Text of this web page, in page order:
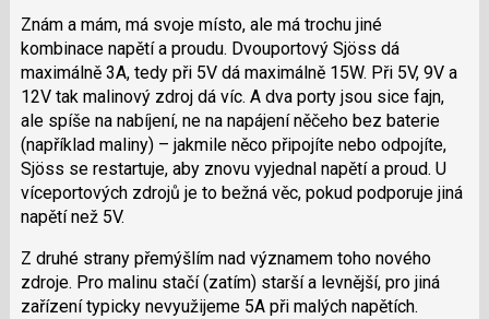
použít
i
klávesy
N
pro
následující
a
P
pro
nový
názor
Znám a mám, má svoje místo, ale má trochu jiné
kombinace napětí a proudu. Dvouportový Sjöss dá
maximálně 3A, tedy při 5V dá maximálně 15W. Při 5V, 9V a
12V tak malinový zdroj dá víc. A dva porty jsou sice fajn,
ale spíše na nabíjení, ne na napájení něčeho bez baterie
(například maliny) – jakmile něco připojíte nebo odpojíte,
Sjöss se restartuje, aby znovu vyjednal napětí a proud. U
víceportových zdrojů je to bežná věc, pokud podporuje jiná
napětí než 5V.
Z druhé strany přemýšlím nad významem toho nového
zdroje. Pro malinu stačí (zatím) starší a levnější, pro jiná
zařízení typicky nevyužijeme 5A při malých napětích.